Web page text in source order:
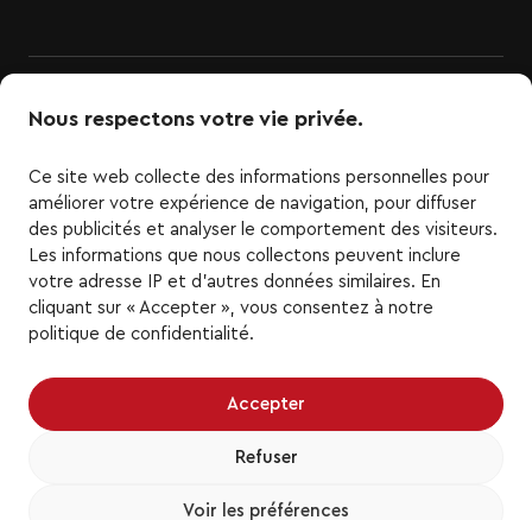
Nous respectons votre vie privée.
Ce site web collecte des informations personnelles pour
améliorer votre expérience de navigation, pour diffuser
des publicités et analyser le comportement des visiteurs.
Les informations que nous collectons peuvent inclure
votre adresse IP et d'autres données similaires. En
cliquant sur « Accepter », vous consentez à notre
politique de confidentialité.
Accepter
Refuser
Voir les préférences
LigueTOP3.com est le site officiel de la Ligue TOP3 de
basketball. Tous les logos et marques de la Ligue
TOP3 ainsi que les logos et marques d'équipe de la
Ligue TOP3 représentés ici sont la propriété de la
préalable de la Ligue TOP3. Tous droits réservés.